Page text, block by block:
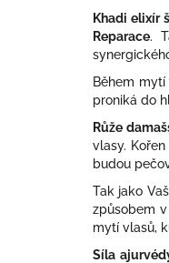
Khadi elixír
Reparace.
Během
proniká do
Růže
vlasy. Kořen
budou
Tak jako
způsobem v
mytí vlasů,
Síla